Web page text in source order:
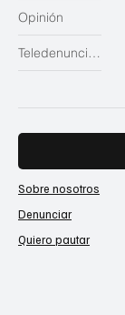
Opinión
Teledenuncias
Sobre nosotros
Denunciar
Quiero pautar